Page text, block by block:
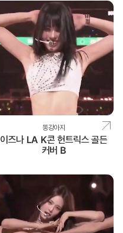
똥강아지
이즈나 LA K콘 헌트릭스 골든
커버 B